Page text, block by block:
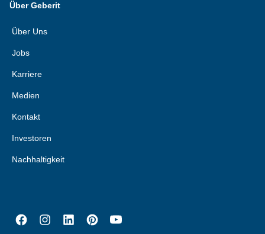
Über Geberit
Über Uns
Jobs
Karriere
Medien
Kontakt
Investoren
Nachhaltigkeit